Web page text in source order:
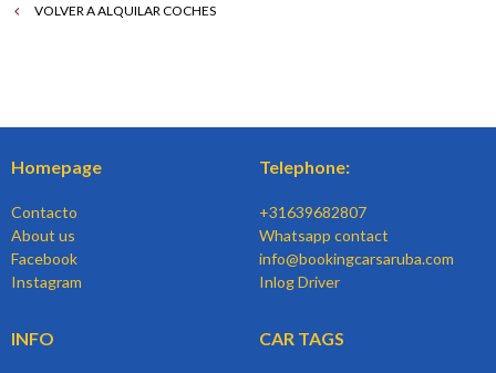
VOLVER A ALQUILAR COCHES
Homepage
Contacto
About us
Facebook
Instagram
Telephone:
+31639682807
Whatsapp contact
info@bookingcarsaruba.com
Inlog Driver
INFO CAR TAGS